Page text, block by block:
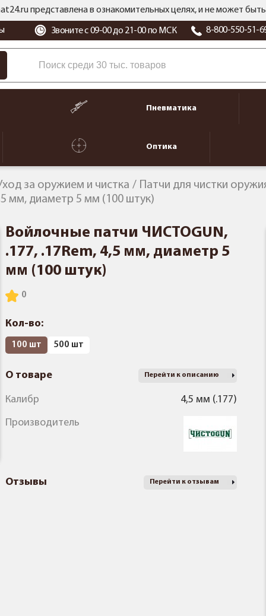
представлена в ознакомительных целях, и не может
Звоните с 09-00 до 21-00 по МСК 8-800-550-51-
Пневматика
Оптика
за оружием и чистка
Патчи для чистки
мм, диаметр 5 мм (100 штук)
Войлочные патчи ЧИСТОGUN,
.177, .17Rem, 4,5 мм, диаметр 5
мм (100 штук)
Кол-во:
100 шт 500 шт
О товаре Перейти к описанию
Калибр 4,5 мм (.177)
Производитель
Отзывы Перейти к отзывам